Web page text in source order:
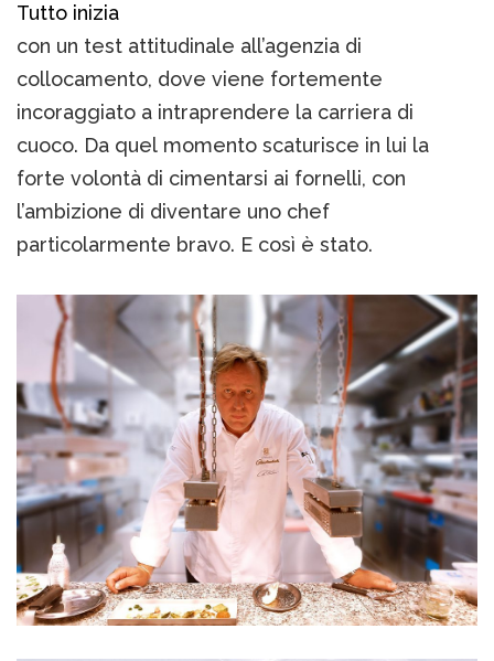
Tutto inizia
con un test attitudinale all’agenzia di
collocamento, dove viene fortemente
incoraggiato a intraprendere la carriera di
cuoco. Da quel momento scaturisce in lui la
forte volontà di cimentarsi ai fornelli, con
l’ambizione di diventare uno chef
particolarmente bravo. E così è stato.